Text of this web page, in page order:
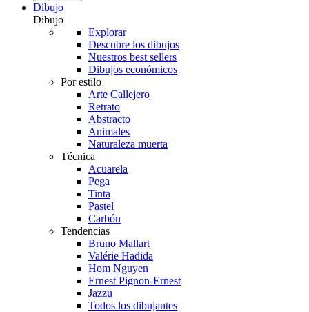
Dibujo
Dibujo
Explorar
Descubre los dibujos
Nuestros best sellers
Dibujos económicos
Por estilo
Arte Callejero
Retrato
Abstracto
Animales
Naturaleza muerta
Técnica
Acuarela
Pega
Tinta
Pastel
Carbón
Tendencias
Bruno Mallart
Valérie Hadida
Hom Nguyen
Ernest Pignon-Ernest
Jazzu
Todos los dibujantes